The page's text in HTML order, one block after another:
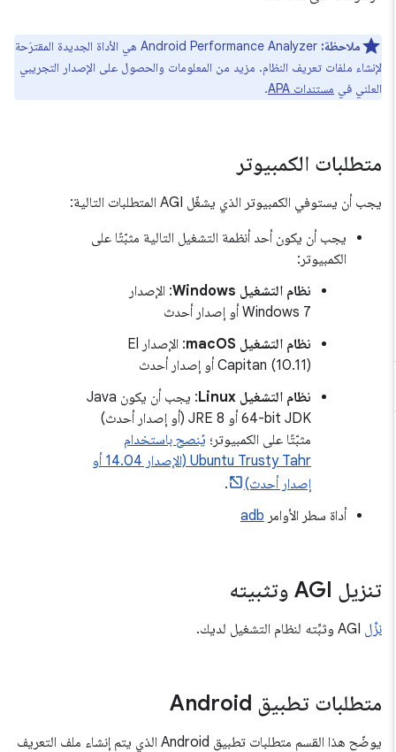
ملاحظة:
Android Performance Analyzer هي الأداة الجديدة المقترَحة
لإنشاء ملفات تعريف النظام. مزيد من المعلومات والحصول على الإصدار التجريبي
العلني في مستندات APA .
متطلبات الكمبيوتر
يجب أن يستوفي الكمبيوتر الذي يشغّل AGI المتطلبات التالية:
يجب أن يكون أحد أنظمة التشغيل التالية مثبّتًا على
الكمبيوتر:
نظام التشغيل Windows
: الإصدار
Windows 7 أو إصدار أحدث
نظام التشغيل macOS
: الإصدار El
Capitan (10.11) أو إصدار أحدث
نظام التشغيل Linux
: يجب أن يكون Java
64-bit JDK أو JRE 8 (أو إصدار أحدث)
مثبّتًا على الكمبيوتر؛ يُنصح باستخدام
Ubuntu Trusty Tahr (الإصدار 14.04 أو
إصدار أحدث)
.
أداة سطر الأوامر adb
تنزيل AGI وتثبيته
نزِّلAGI وثبِّته لنظام التشغيل لديك.
متطلبات تطبيق Android
يوضّح هذا القسم متطلبات تطبيق Android الذي يتم إنشاء ملف التعريف